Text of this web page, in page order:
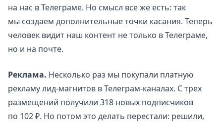
на нас в Телеграме. Но смысл все же есть: так
мы создаем дополнительные точки касания. Теперь
человек видит наш контент не только в Телеграме,
но и на почте.
Реклама. Несколько раз мы покупали платную
рекламу лид-магнитов в Телеграм-каналах. С трех
размещений получили 318 новых подписчиков
по 102 ₽. Но потом это делать перестали: решили,